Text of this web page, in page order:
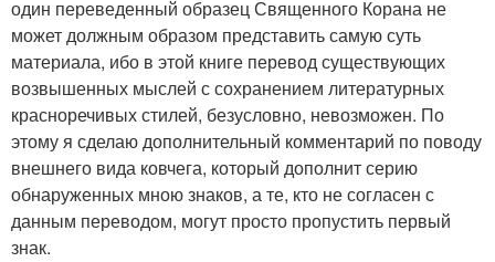
один переведенный образец Священного Корана не
может должным образом представить самую суть
материала, ибо в этой книге перевод существующих
возвышенных мыслей с сохранением литературных
красноречивых стилей, безусловно, невозможен. По
этому я сделаю дополнительный комментарий по поводу
внешнего вида ковчега, который дополнит серию
обнаруженных мною знаков, а те, кто не согласен с
данным переводом, могут просто пропустить первый
знак.